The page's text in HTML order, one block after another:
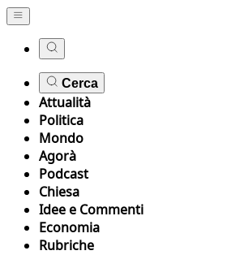
Cerca
Attualità
Politica
Mondo
Agorà
Podcast
Chiesa
Idee e Commenti
Economia
Rubriche